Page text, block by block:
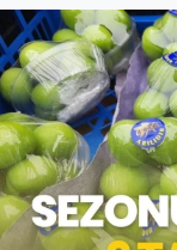
KARLIOVA
KİĞI
MERKEZ
RESMİ
Haber